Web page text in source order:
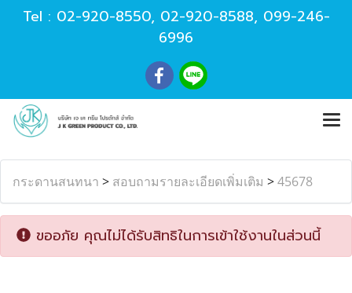
Tel : 02-920-8550, 02-920-8588, 099-246-
6996
กระดานสนทนา > สอบถามรายละเอียดเพิ่มเติม >45678
ขออภัย คุณไม่ได้รับสิทธิในการเข้าใช้งานในส่วนนี้